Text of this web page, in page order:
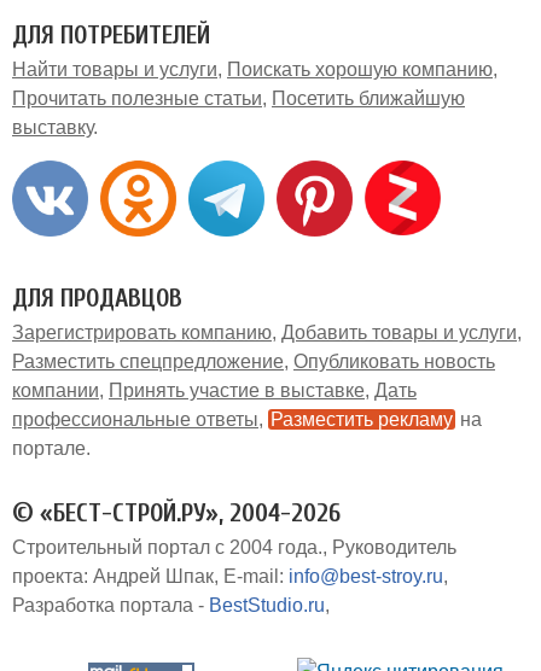
ДЛЯ ПОТРЕБИТЕЛЕЙ
Найти товары и услуги
Поискать хорошую компанию
Прочитать полезные статьи
Посетить ближайшую
выставку
ДЛЯ ПРОДАВЦОВ
Зарегистрировать компанию Добавить товары и услуги
Разместить спецпредложение Опубликовать новость
компании
Принять участие в выставке Дать
профессиональные ответы
Разместить рекламу на
портале
© «БЕСТ-СТРОЙ.РУ», 2004-2026
Строительный портал с 2004 года.
Руководитель
проекта: Андрей Шпак E-mail: info@best-stroy.ru
Разработка портала - BestStudio.ru